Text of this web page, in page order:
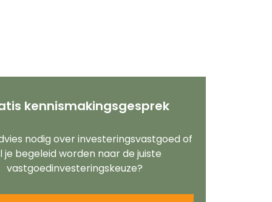
kennismakingsgesprek
nodig over investeringsvastgoed of
je begeleid worden naar de juiste
vastgoedinvesteringskeuze?